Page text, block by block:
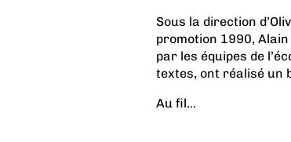
Sous la direction
promotion 1990,
par les équipes de
textes, ont réalisé un
Au fil...